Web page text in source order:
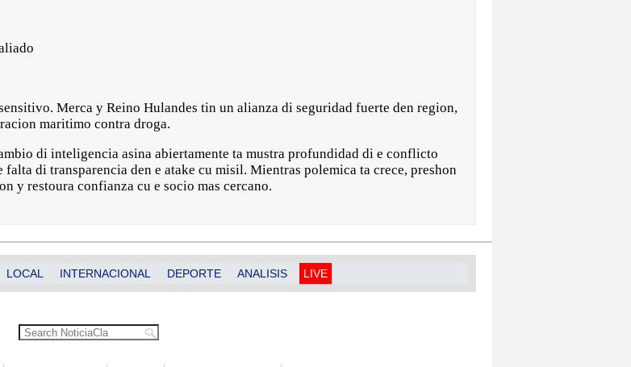
Merca y Reino Hulandes tin un alianza di seguridad fuerte den region,
maritimo contra droga.
di inteligencia asina abiertamente ta mustra profundidad di e conflicto
di transparencia den e atake cu misil. Mientras polemica ta crece, preshon
y restoura confianza cu e socio mas cercano.
LOCAL INTERNACIONAL DEPORTE ANALISIS LIVE